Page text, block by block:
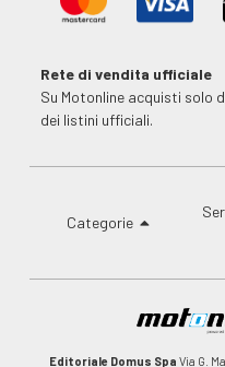
Rete di vendita ufficiale
Su Motonline acquisti solo
dei listini ufficiali.
Categorie
Editoriale Domus Spa Via G.